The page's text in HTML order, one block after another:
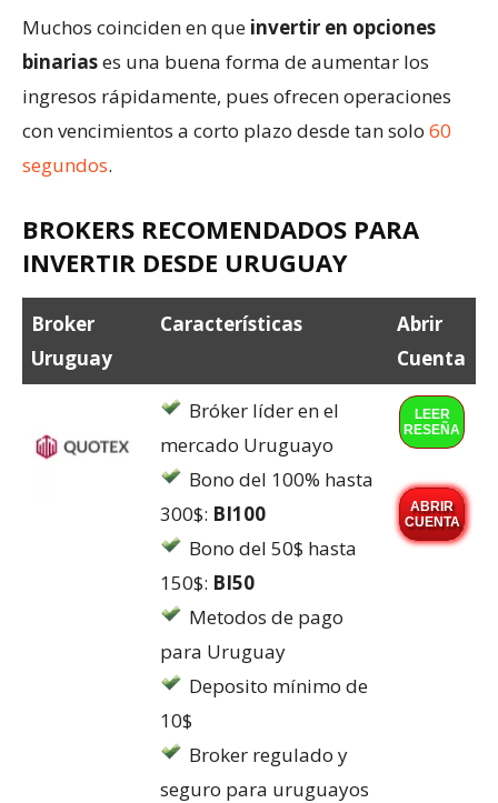
Muchos coinciden en que invertir en opciones
binariases una buena forma de aumentar los
ingresos rápidamente, pues ofrecen operaciones
con vencimientos a corto plazo desde tan solo 60
segundos.
BROKERS RECOMENDADOS PARA
INVERTIR DESDE URUGUAY
Broker
Uruguay
Características
Abrir
Cuenta
Bróker líder en el
mercado Uruguayo
Bono del 100% hasta
300$: BI100
Bono del 50$ hasta
150$: BI50
Metodos de pago
para Uruguay
Deposito mínimo de
10$
Broker regulado y
seguro para uruguayos
LEER
RESEÑA
ABRIR
CUENTA